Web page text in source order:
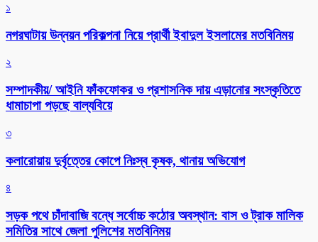
১
নগরঘাটায় উন্নয়ন পরিকল্পনা নিয়ে প্রার্থী ইবাদুল ইসলামের মতবিনিময়
২
সম্পাদকীয়/ আইনি ফাঁকফোকর ও প্রশাসনিক দায় এড়ানোর সংস্কৃতিতে
ধামাচাপা পড়ছে বাল্যবিয়ে
৩
কলারোয়ায় দুর্বৃত্তের কোপে নিঃস্ব কৃষক, থানায় অভিযোগ
৪
সড়ক পথে চাঁদাবাজি বন্ধে সর্বোচ্চ কঠোর অবস্থান: বাস ও ট্রাক মালিক
সমিতির সাথে জেলা পুলিশের মতবিনিময়